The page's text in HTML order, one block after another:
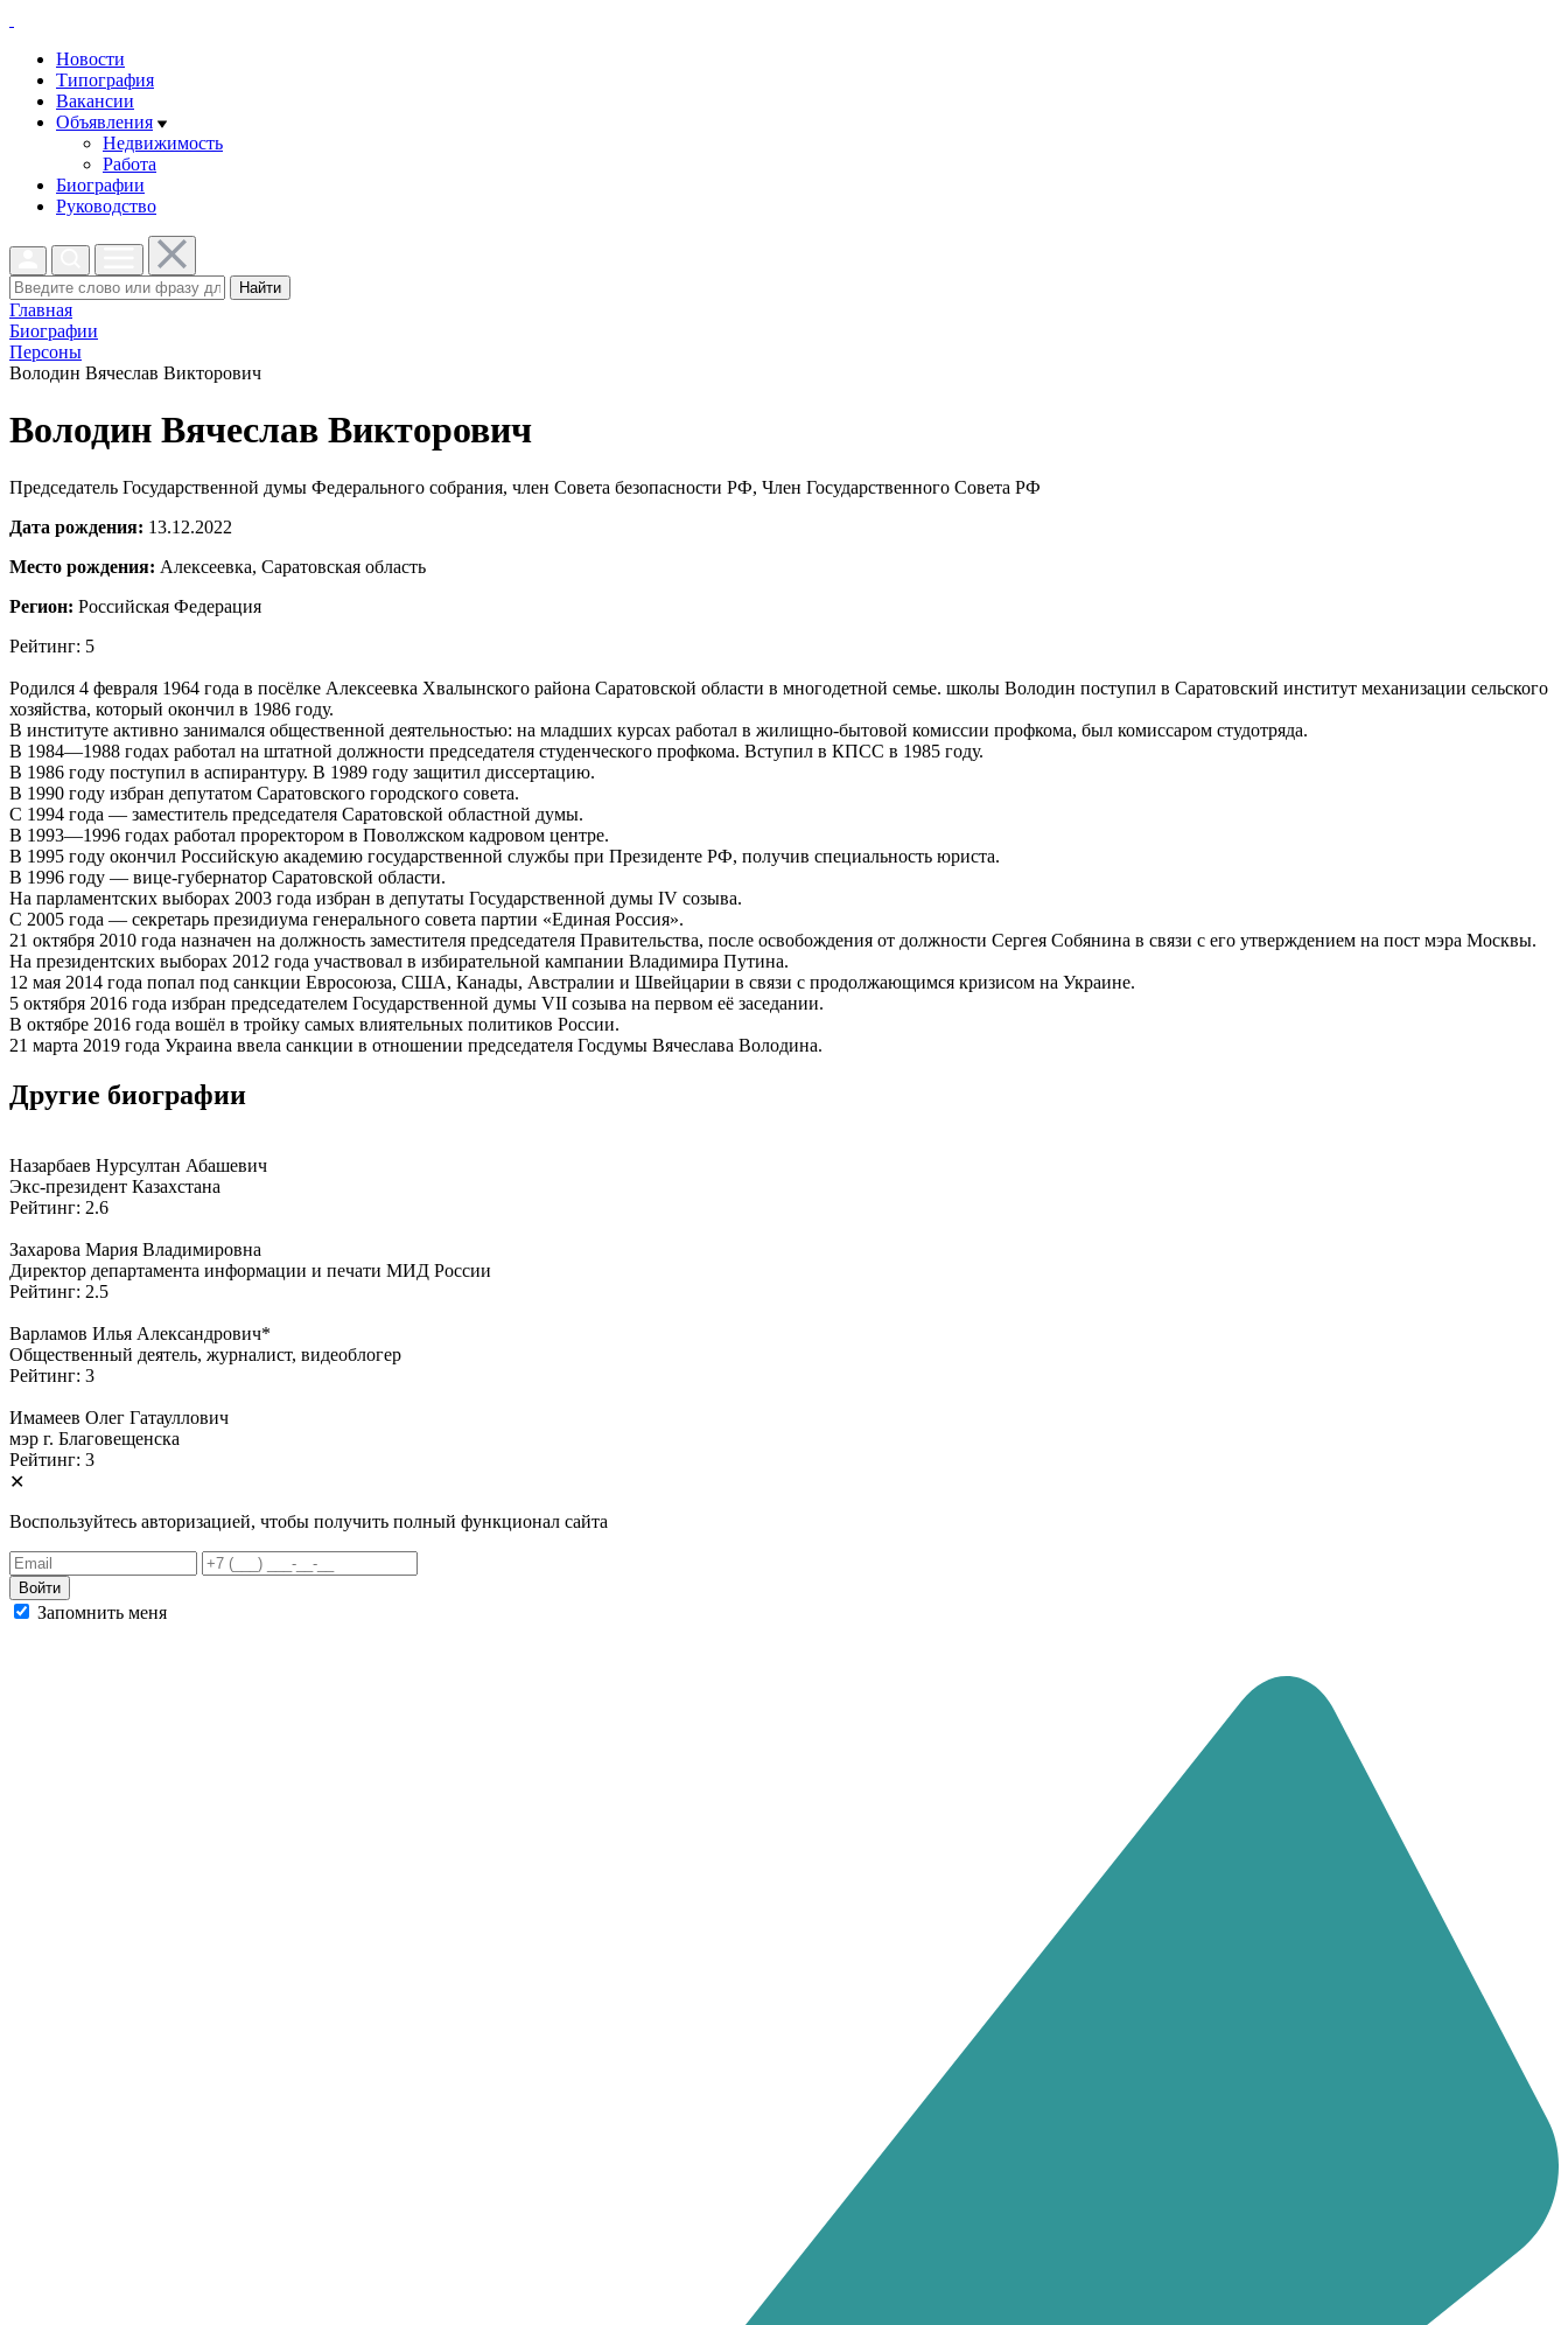
Новости
Типография
Вакансии
Объявления
Недвижимость
Работа
Биографии
Руководство
Найти
Главная
Биографии
Персоны
Володин Вячеслав Викторович
Володин Вячеслав Викторович
Председатель Государственной думы Федерального собрания, член Совета безопасности РФ, Член Государственного Совета РФ
Дата рождения: 13.12.2022
Место рождения: Алексеевка, Саратовская область
Регион: Российская Федерация
Рейтинг: 5
Родился 4 февраля 1964 года в посёлке Алексеевка Хвалынского района Саратовской области в многодетной семье. школы Володин поступил в Саратовский институт механизации сельского
хозяйства, который окончил в 1986 году.
В институте активно занимался общественной деятельностью: на младших курсах работал в жилищно-бытовой комиссии профкома, был комиссаром студотряда.
В 1984—1988 годах работал на штатной должности председателя студенческого профкома. Вступил в КПСС в 1985 году.
В 1986 году поступил в аспирантуру. В 1989 году защитил диссертацию.
В 1990 году избран депутатом Саратовского городского совета.
С 1994 года — заместитель председателя Саратовской областной думы.
В 1993—1996 годах работал проректором в Поволжском кадровом центре.
В 1995 году окончил Российскую академию государственной службы при Президенте РФ, получив специальность юриста.
В 1996 году — вице-губернатор Саратовской области.
На парламентских выборах 2003 года избран в депутаты Государственной думы IV созыва.
С 2005 года — секретарь президиума генерального совета партии «Единая Россия».
21 октября 2010 года назначен на должность заместителя председателя Правительства, после освобождения от должности Сергея Собянина в связи с его утверждением на пост мэра Москвы.
На президентских выборах 2012 года участвовал в избирательной кампании Владимира Путина.
12 мая 2014 года попал под санкции Евросоюза, США, Канады, Австралии и Швейцарии в связи с продолжающимся кризисом на Украине.
5 октября 2016 года избран председателем Государственной думы VII созыва на первом её заседании.
В октябре 2016 года вошёл в тройку самых влиятельных политиков России.
21 марта 2019 года Украина ввела санкции в отношении председателя Госдумы Вячеслава Володина.
Другие биографии
Назарбаев Нурсултан Абашевич
Экс-президент Казахстана
Рейтинг: 2.6
Захарова Мария Владимировна
Директор департамента информации и печати МИД России
Рейтинг: 2.5
Варламов Илья Александрович*
Общественный деятель, журналист, видеоблогер
Рейтинг: 3
Имамеев Олег Гатауллович
мэр г. Благовещенска
Рейтинг: 3
✕
Воспользуйтесь авторизацией, чтобы получить полный функционал сайта
Запомнить меня